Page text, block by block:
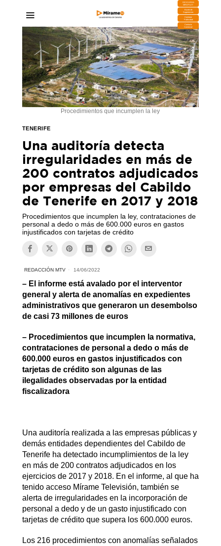
DESCARGA
MIRAPLAY
Buzón de
Sugerencias
Contratar
Publicidad
Contacto
Comercial
Procedimientos que incumplen la ley
TENERIFE
Una auditoría detecta
irregularidades en más de
200 contratos adjudicados
por empresas del Cabildo
de Tenerife en 2017 y 2018
Procedimientos que incumplen la ley, contrataciones de
personal a dedo o más de 600.000 euros en gastos
injustificados con tarjetas de crédito
REDACCIÓN MTV 14/06/2022
– El informe está avalado por el interventor
general y alerta de anomalías en expedientes
administrativos que generaron un desembolso
de casi 73 millones de euros
– Procedimientos que incumplen la normativa,
contrataciones de personal a dedo o más de
600.000 euros en gastos injustificados con
tarjetas de crédito son algunas de las
ilegalidades observadas por la entidad
fiscalizadora
Una auditoría realizada a las empresas públicas y
demás entidades dependientes del Cabildo de
Tenerife ha detectado incumplimientos de la ley
en más de 200 contratos adjudicados en los
ejercicios de 2017 y 2018. En el informe, al que ha
tenido acceso Mírame Televisión, también se
alerta de irregularidades en la incorporación de
personal a dedo y de un gasto injustificado con
tarjetas de crédito que supera los 600.000 euros.
Los 216 procedimientos con anomalías señalados